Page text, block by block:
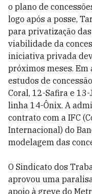
o plano de
logo após a posse,
para privatização
viabilidade da
iniciativa privada
próximos meses.
estudos de
Coral, 12-Safira e
linha 14-Ônix. A
contrato com a IFC
Internacional) do
modelagem das
O Sindicato dos
aprovou uma
apoio à greve do